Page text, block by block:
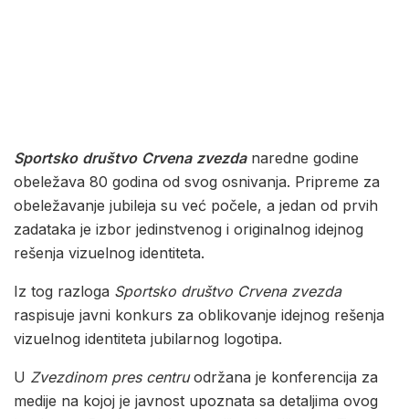
Sportsko društvo Crvena zvezdanaredne godine
obeležava 80 godina od svog osnivanja. Pripreme za
obeležavanje jubileja su već počele, a jedan od prvih
zadataka je izbor jedinstvenog i originalnog idejnog
rešenja vizuelnog identiteta.
Iz tog razloga Sportsko društvo Crvena zvezda
raspisuje javni konkurs za oblikovanje idejnog rešenja
vizuelnog identiteta jubilarnog logotipa.
U Zvezdinom pres centruodržana je konferencija za
medije na kojoj je javnost upoznata sa detaljima ovog